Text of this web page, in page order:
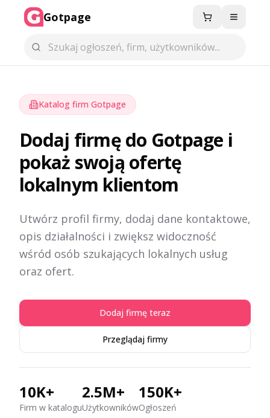
Gotpage Menu
Katalog firm Gotpage
Dodaj firmę do Gotpage i
pokaż swoją ofertę
lokalnym klientom
Utwórz profil firmy, dodaj dane kontaktowe,
opis działalności i zwiększ widoczność
wśród osób szukających lokalnych usług
oraz ofert.
Dodaj firmę teraz
Przeglądaj firmy
10K+
Firm w katalogu
2.5M+
Użytkowników
150K+
Ogłoszeń